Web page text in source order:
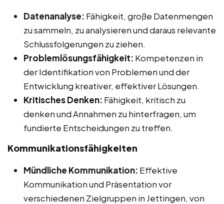
Datenanalyse: Fähigkeit, große Datenmengen
zu sammeln, zu analysieren und daraus relevante
Schlussfolgerungen zu ziehen.
Problemlösungsfähigkeit: Kompetenzen in
der Identifikation von Problemen und der
Entwicklung kreativer, effektiver Lösungen.
Kritisches Denken: Fähigkeit, kritisch zu
denken und Annahmen zu hinterfragen, um
fundierte Entscheidungen zu treffen.
Kommunikationsfähigkeiten
Mündliche Kommunikation: Effektive
Kommunikation und Präsentation vor
verschiedenen Zielgruppen in Jettingen, von